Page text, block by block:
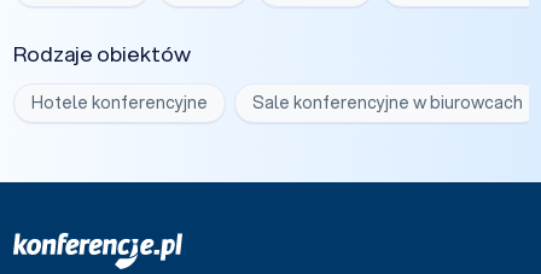
Rodzaje obiektów
Hotele konferencyjne Sale konferencyjne w biurowcach